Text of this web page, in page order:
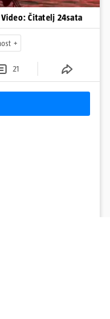
| Video: Čitatelj 24sata
21